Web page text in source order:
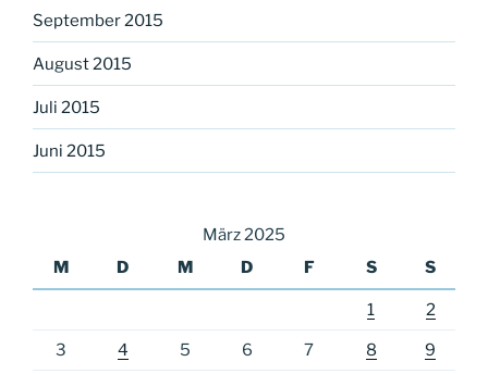
September 2015
August 2015
Juli 2015
Juni 2015
März 2025
M
D M D F S S
1 2
3 4 5 6 7 8 9